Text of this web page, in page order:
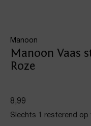
Manoon
Manoon Vaas
Roze
8,99
Slechts 1 resterend op